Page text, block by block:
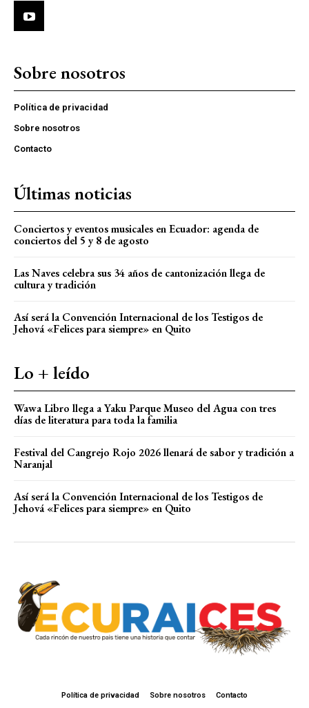
Sobre nosotros
Política de privacidad
Sobre nosotros
Contacto
Últimas noticias
Conciertos y eventos musicales en Ecuador: agenda de
conciertos del 5 y 8 de agosto
Las Naves celebra sus 34 años de cantonización llega de
cultura y tradición
Así será la Convención Internacional de los Testigos de
Jehová «Felices para siempre» en Quito
Lo + leído
Wawa Libro llega a Yaku Parque Museo del Agua con tres
días de literatura para toda la familia
Festival del Cangrejo Rojo 2026 llenará de sabor y tradición a
Naranjal
Así será la Convención Internacional de los Testigos de
Jehová «Felices para siempre» en Quito
Política de privacidad Sobre nosotros Contacto